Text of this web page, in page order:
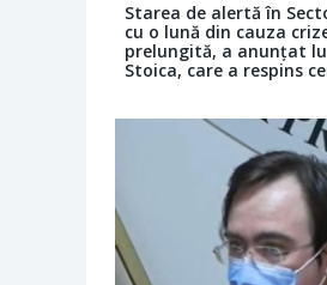
Starea de alertă în
cu o lună din cauza
prelungită, a anunțat
Stoica, care a respins